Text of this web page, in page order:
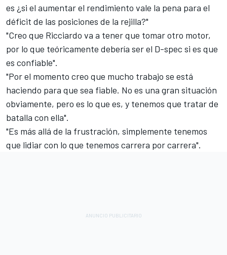
es ¿si el aumentar el rendimiento vale la pena para el
déficit de las posiciones de la rejilla?"
"Creo que Ricciardo va a tener que tomar otro motor,
por lo que teóricamente debería ser el D-spec si es que
es confiable".
"Por el momento creo que mucho trabajo se está
haciendo para que sea fiable. No es una gran situación
obviamente, pero es lo que es, y tenemos que tratar de
batalla con ella".
"Es más allá de la frustración, simplemente tenemos
que lidiar con lo que tenemos carrera por carrera".